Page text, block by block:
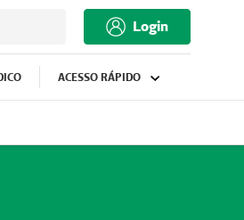
Login
ACESSO RÁPIDO